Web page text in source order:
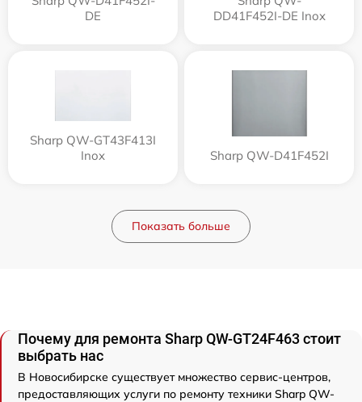
DE
DD41F452I-DE Inox
Sharp QW-GT43F413I
Inox
Sharp QW-D41F452I
Показать больше
Почему для ремонта Sharp QW-GT24F463 стоит
выбрать нас
В Новосибирске существует множество сервис-центров,
предоставляющих услуги по ремонту техники Sharp QW-